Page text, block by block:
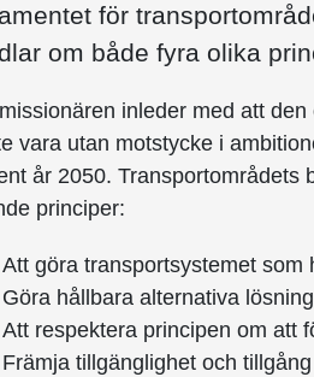
för
om både fyra olika
inleder med att
vara utan motstycke i
år 2050. Transportområdets
principer:
Att göra transportsystemet som
Göra hållbara alternativa
Att respektera principen om att
Främja tillgänglighet och